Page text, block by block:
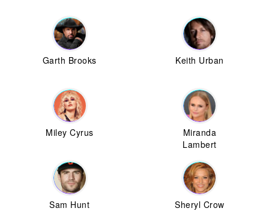
Garth Brooks Keith Urban
Miley Cyrus
Miranda
Lambert
Sam Hunt Sheryl Crow